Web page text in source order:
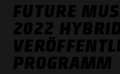
FUTURE
2022
PROGRAMM